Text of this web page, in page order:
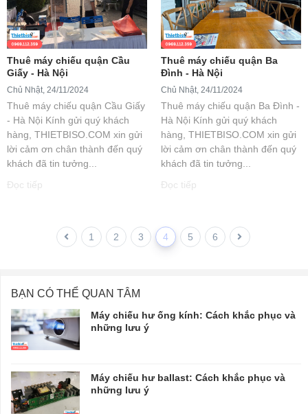
Thuê máy chiếu quận Cầu
Giấy - Hà Nội
Chủ Nhật, 24/11/2024
Thuê máy chiếu quận Cầu Giấy
- Hà Nội Kính gửi quý khách
hàng, THIETBISO.COM xin gửi
lời cảm ơn chân thành đến quý
khách đã tin tưởng...
Đọc tiếp
Thuê máy chiếu quận Ba
Đình - Hà Nội
Chủ Nhật, 24/11/2024
Thuê máy chiếu quận Ba Đình -
Hà Nội Kính gửi quý khách
hàng, THIETBISO.COM xin gửi
lời cảm ơn chân thành đến quý
khách đã tin tưởng...
Đọc tiếp
1 2 3 4 5 6
BẠN CÓ THỂ QUAN TÂM
Máy chiếu hư ống kính: Cách khắc phục và
những lưu ý
Máy chiếu hư ballast: Cách khắc phục và
những lưu ý